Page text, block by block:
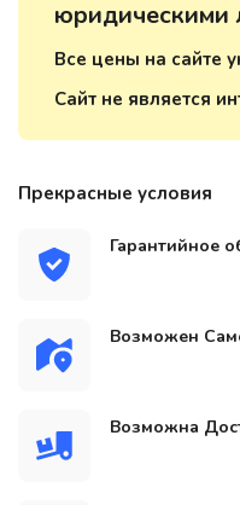
Все цены на сайте
Сайт не является
Прекрасные условия
Гарантийное
Возможен
Возможна